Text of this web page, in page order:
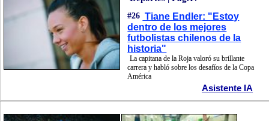
#26 Tiane Endler: "Estoy
dentro de los mejores
futbolistas chilenos de la
historia"
La capitana de la Roja valoró su brillante
carrera y habló sobre los desafíos de la Copa
América
Asistente IA